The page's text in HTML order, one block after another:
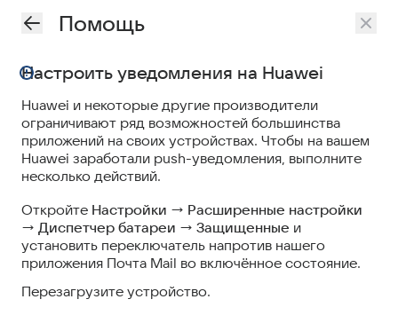
Помощь
Настроить уведомления на Huawei
Huawei и некоторые другие производители
ограничивают ряд возможностей большинства
приложений на своих устройствах. Чтобы на вашем
Huawei заработали push-уведомления, выполните
несколько действий.
Откройте Настройки → Расширенные настройки
→ Диспетчер батареи → Защищенные и
установить переключатель напротив нашего
приложения Почта Mail во включённое состояние.
Перезагрузите устройство.